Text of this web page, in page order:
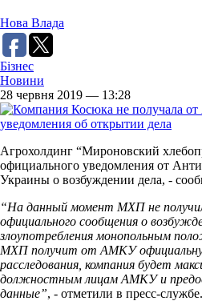
Нова Влада
Бізнес
Новини
28 червня 2019 — 13:28
Агрохолдинг “Мироновский
официального уведомления от
Украины о возбуждении дела, -
“На данный момент МХП не
официального сообщения о
злоупотребления монопольным
МХП получит от АМКУ
расследования, компания будет
должностным лицам АМКУ и
данные”, - отметили в пресс-службе.